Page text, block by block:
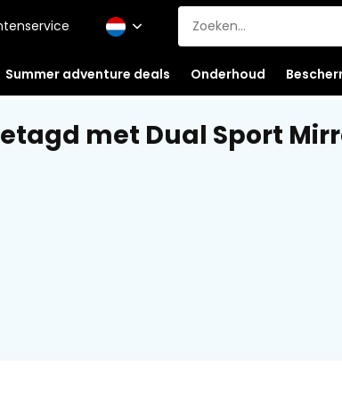
Summer adventure deals Onderhoud
met Dual Sport